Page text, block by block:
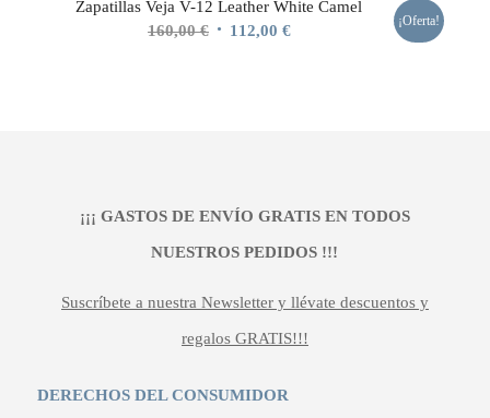
Zapatillas Veja V-12 Leather White Camel
160,00€ El 112,00 €El
¡Oferta!
¡¡¡ GASTOS DE ENVÍO GRATIS EN TODOS
NUESTROS PEDIDOS !!!
Suscríbete a nuestra Newsletter y llévate descuentos y
regalos GRATIS!!!
DERECHOS DEL CONSUMIDOR